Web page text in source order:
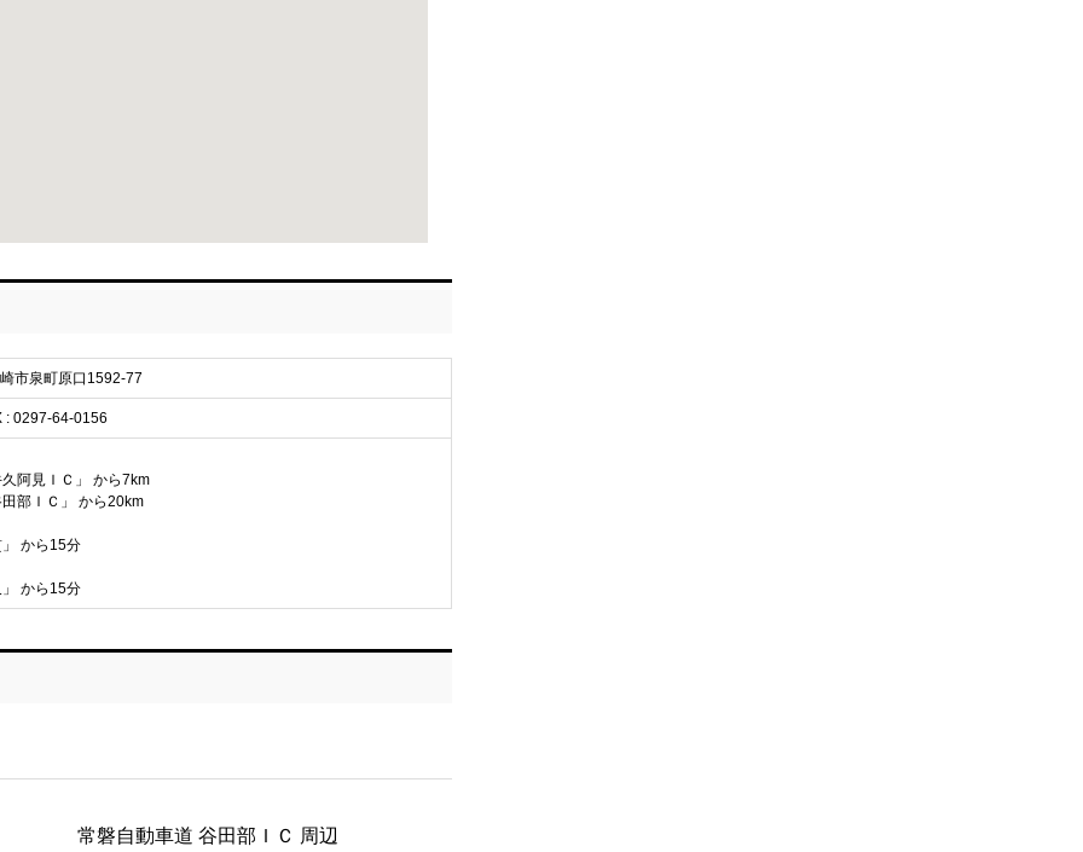
市泉町原口1592-77
: 0297-64-0156
阿見ＩＣ」 から7km
部ＩＣ」 から20km
から15分
から15分
常磐自動車道 谷田部ＩＣ 周辺